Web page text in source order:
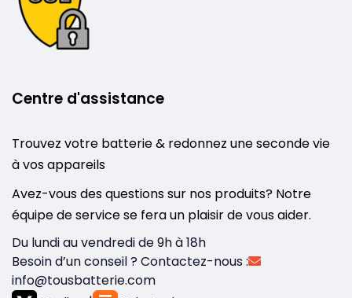
Centre d'assistance
Trouvez votre batterie & redonnez une seconde vie
à vos appareils
Avez-vous des questions sur nos produits? Notre
équipe de service se fera un plaisir de vous aider.
Du lundi au vendredi de 9h à 18h
Besoin d’un conseil ? Contactez-nous :
info@tousbatterie.com